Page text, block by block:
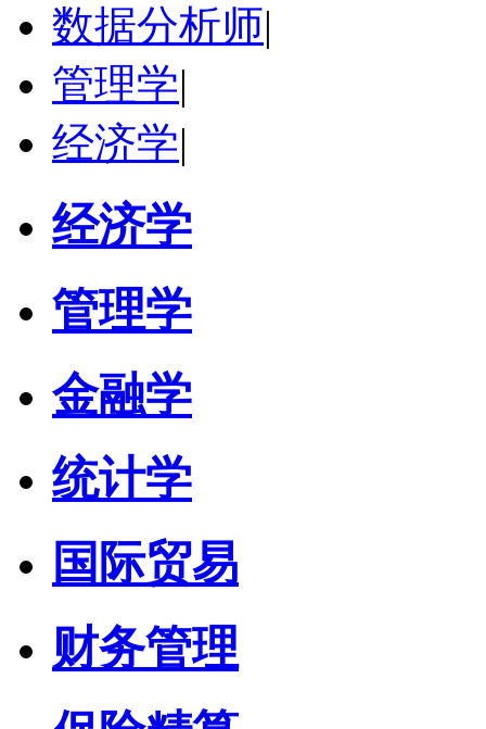
数据分析师|
管理学|
经济学|
经济学
管理学
金融学
统计学
国际贸易
财务管理